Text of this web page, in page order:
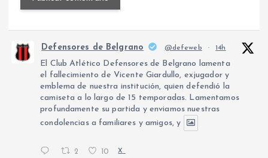
Defensores de Belgrano @defeweb · 14h
El Club Atlético Defensores de Belgrano lamenta
el fallecimiento de Vicente Giardullo, exjugador y
emblema de nuestra institución, quien defendió la
camiseta a lo largo de 15 temporadas. Lamentamos
profundamente su partida y enviamos nuestras
condolencias a familiares y amigos, y
2 10 X